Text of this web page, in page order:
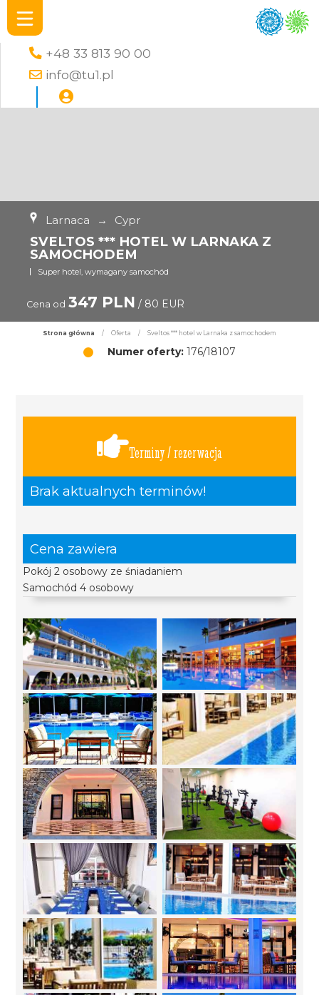
+48 33 813 90 00
info@tu1.pl
Larnaca → Cypr
SVELTOS *** HOTEL W LARNAKA Z
SAMOCHODEM
Super hotel, wymagany samochód
Cena od 347 PLN / 80 EUR
Strona główna / Oferta / Sveltos *** hotel w Larnaka z samochodem
Numer oferty: 176/18107
Terminy / rezerwacja
Brak aktualnych terminów!
Cena zawiera
Pokój 2 osobowy ze śniadaniem
Samochód 4 osobowy